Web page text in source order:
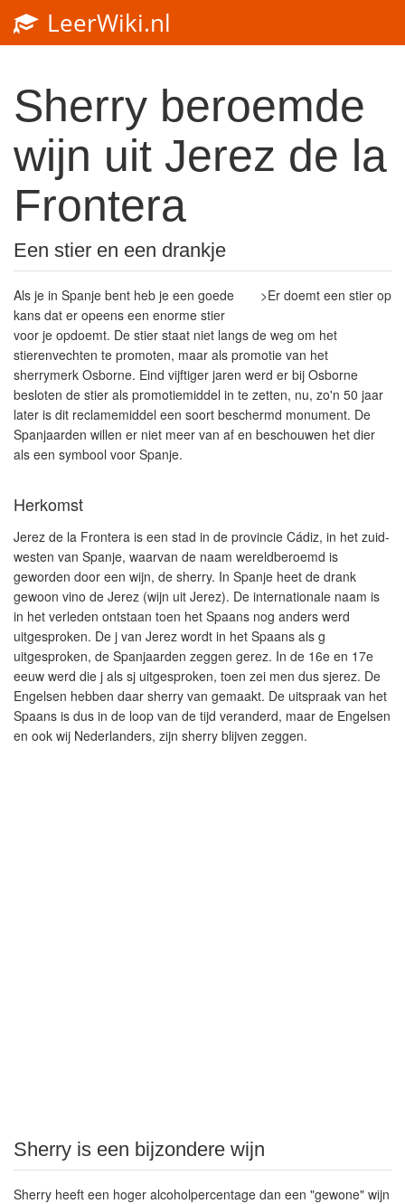
LeerWiki.nl
Sherry beroemde
wijn uit Jerez de la
Frontera
Een stier en een drankje
>Er doemt een stier op
Als je in Spanje bent heb je een goede
kans dat er opeens een enorme stier
voor je opdoemt. De stier staat niet langs de weg om het
stierenvechten te promoten, maar als promotie van het
sherrymerk Osborne. Eind vijftiger jaren werd er bij Osborne
besloten de stier als promotiemiddel in te zetten, nu, zo'n 50 jaar
later is dit reclamemiddel een soort beschermd monument. De
Spanjaarden willen er niet meer van af en beschouwen het dier
als een symbool voor Spanje.
Herkomst
Jerez de la Frontera is een stad in de provincie Cádiz, in het zuid-
westen van Spanje, waarvan de naam wereldberoemd is
geworden door een wijn, de sherry. In Spanje heet de drank
gewoon vino de Jerez (wijn uit Jerez). De internationale naam is
in het verleden ontstaan toen het Spaans nog anders werd
uitgesproken. De j van Jerez wordt in het Spaans als g
uitgesproken, de Spanjaarden zeggen gerez. In de 16e en 17e
eeuw werd die j als sj uitgesproken, toen zei men dus sjerez. De
Engelsen hebben daar sherry van gemaakt. De uitspraak van het
Spaans is dus in de loop van de tijd veranderd, maar de Engelsen
en ook wij Nederlanders, zijn sherry blijven zeggen.
Sherry is een bijzondere wijn
Sherry heeft een hoger alcoholpercentage dan een "gewone" wijn